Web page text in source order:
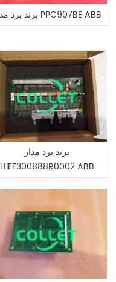
برند برد مدار PPC907BE ABB
برند برد مدار
HIEE300888R0002 ABB